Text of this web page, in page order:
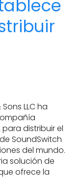
LLC ha
distribuir el
SoundSwitch
del mundo.
solución de
ofrece la